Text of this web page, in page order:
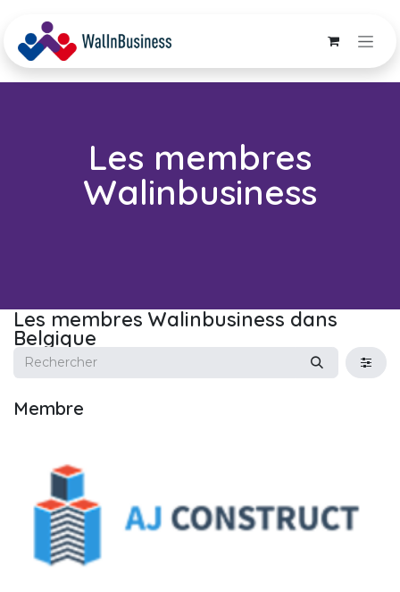
Les membres
Walinbusiness
Les membres Walinbusiness dans
Belgique
Membre